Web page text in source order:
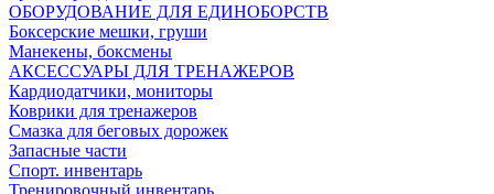
ОБОРУДОВАНИЕ ДЛЯ ЕДИНОБОРСТВ
Боксерские мешки, груши
Манекены, боксмены
АКСЕССУАРЫ ДЛЯ ТРЕНАЖЕРОВ
Кардиодатчики, мониторы
Коврики для тренажеров
Смазка для беговых дорожек
Запасные части
Спорт. инвентарь
Тренировочный инвентарь